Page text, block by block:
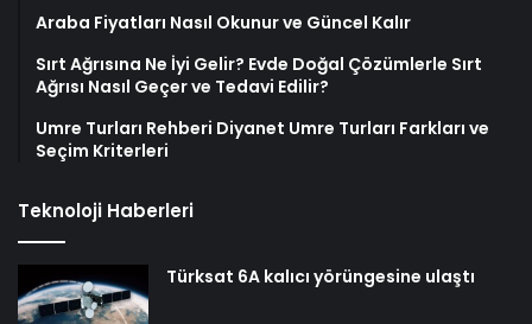
Araba Fiyatları Nasıl Okunur ve Güncel Kalır
Sırt Ağrısına Ne İyi Gelir? Evde Doğal Çözümlerle Sırt
Ağrısı Nasıl Geçer ve Tedavi Edilir?
Umre Turları Rehberi Diyanet Umre Turları Farkları ve
Seçim Kriterleri
Teknoloji Haberleri
Türksat 6A kalıcı yörüngesine ulaştı